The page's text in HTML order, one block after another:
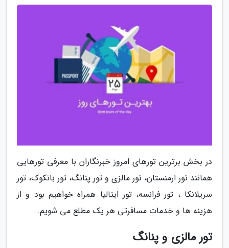
در بخش برترین تورهای امروز خبرنگاران با معرفی تورهایی
همانند تور ارمنستان، تور مالزی و تور پنانگ، تور بانکوک، تور
سریلانکا ، تور فرانسه، تور ایتالیا همراه خواهیم بود و از
هزینه ها و خدمات مسافرتی هر یک مطلع می شویم.
تور مالزی و پنانگ